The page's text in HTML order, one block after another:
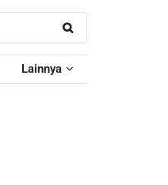
Lainnya